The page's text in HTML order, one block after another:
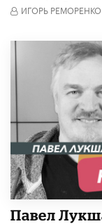
ИГОРЬ РЕМОРЕНКО
Павел